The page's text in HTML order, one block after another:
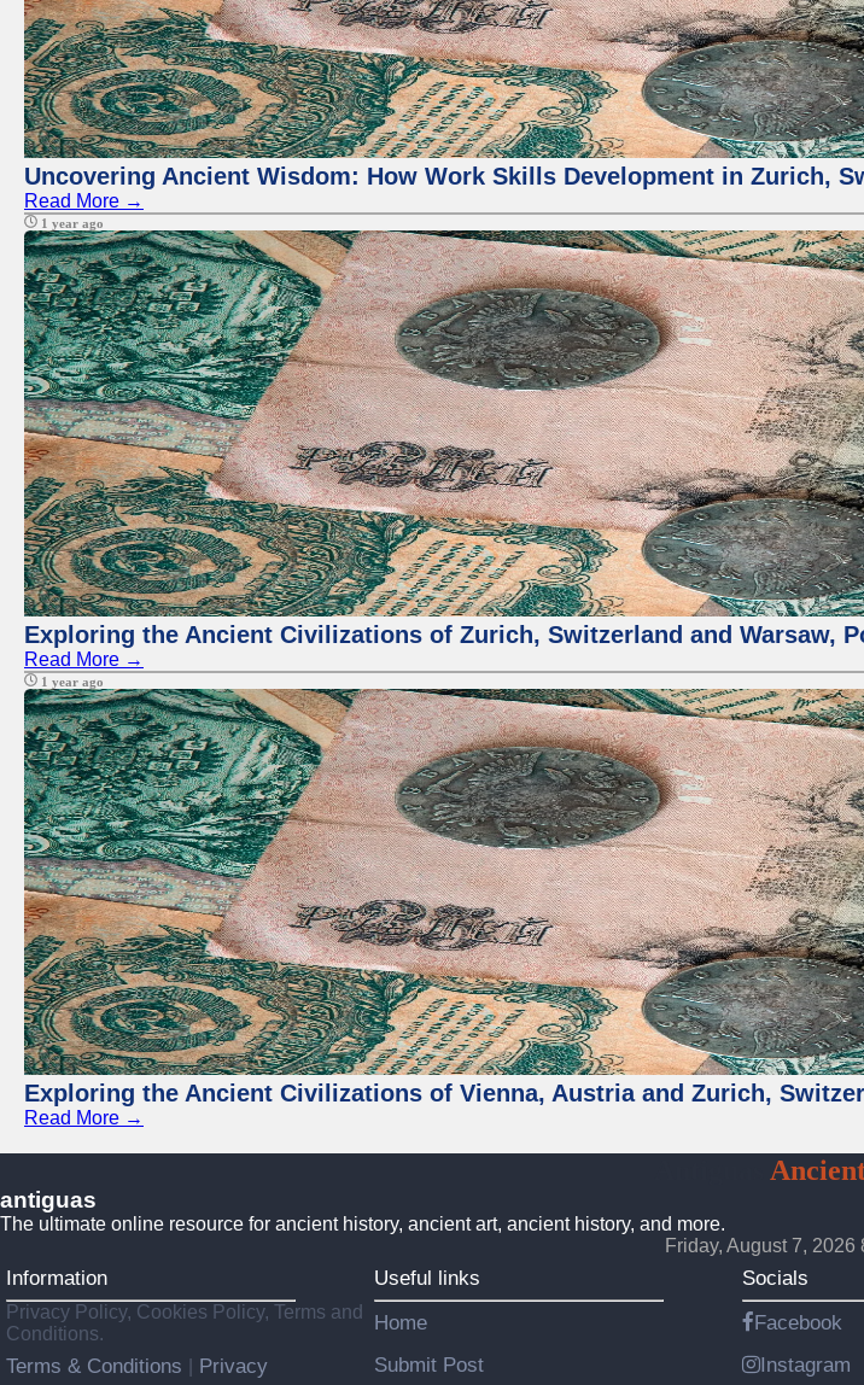
Uncovering Ancient Wisdom: How Work Skills Development in Zurich,
Read More →
1 year ago
Exploring the Ancient Civilizations of Zurich, Switzerland and Warsaw,
Read More →
1 year ago
Exploring the Ancient Civilizations of Vienna, Austria and Zurich,
Read More →
antiguas
The ultimate online resource for ancient history, ancient art, ancient history, and more.
Friday, August 7, 2026
Information
Privacy Policy, Cookies Policy, Terms and
Conditions.
Terms & Conditions Privacy
Useful links
Home
Submit Post
Socials
Facebook
Instagram